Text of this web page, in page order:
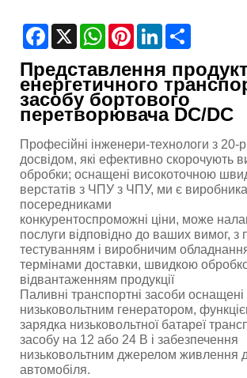
Facebook
X WhatsAppPinterestLinkedIn
Представлення
енергетичного
засобу бортового
перетворювача DC/DC
Професійні інженери-технологи з 20-
досвідом, які ефективно скорочують
обробки; оснащені високоточною
верстатів з ЧПУ з ЧПУ, ми є
посередниками
конкурентоспроможні ціни, може
послуги відповідно до ваших вимог, з
тестуванням і виробничим
термінами доставки, швидкою
відвантаженням продукції
Паливні транспортні засоби оснащені
низьковольтним генератором,
зарядка низьковольтної батареї
засобу на 12 або 24 В і забезпечення
низьковольтним джерелом живлення
автомобіля.